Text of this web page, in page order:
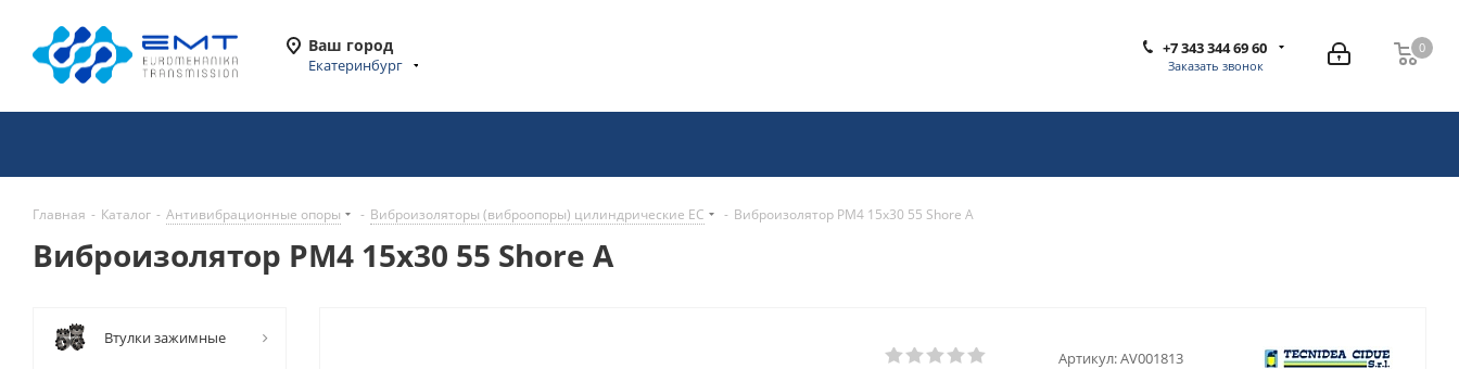
Ваш город
Екатеринбург
0
0
+7 343 344 69 60
Заказать звонок
Главная - Каталог - Антивибрационные опоры - Виброизоляторы (виброопоры) цилиндрические EC - Виброизолятор PM4 15x30 55 Shore A
Виброизолятор PM4 15x30 55 Shore A
Артикул:AV001813
Втулки зажимные